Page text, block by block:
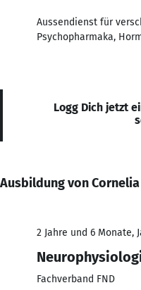
Aussendienst für
Psychopharmaka,
Logg Dich jetzt
Ausbildung von Cornelia
2 Jahre und 6 Monate,
Fachverband FND